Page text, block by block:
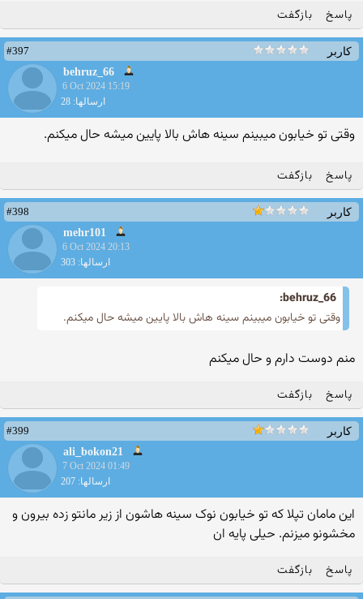
پاسخ بازگفت
کاربر
#397
behruz_66
6 Oct 2024 15:19
ارسالها: 28
وقتی تو خیابون میبینم سینه هاش بالا پایین میشه حال میکنم.
پاسخ بازگفت
کاربر
#398
mehr101
6 Oct 2024 20:13
ارسالها: 303
behruz_66:
وقتی تو خیابون میبینم سینه هاش بالا پایین میشه حال میکنم.
منم دوست دارم و حال میکنم
پاسخ بازگفت
کاربر
#399
ali_bokon21
7 Oct 2024 01:49
ارسالها: 207
این مامان تپلا که تو خیابون نوک سینه هاشون از زیر مانتو زده بیرون و
مخشونو میزنم. حیلی پایه ان
پاسخ بازگفت